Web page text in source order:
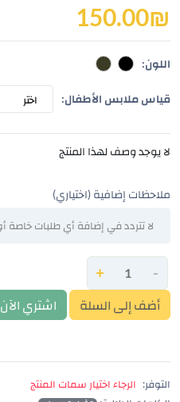
150.00₪
اللون:
قياس ملابس الأطفال: اختر
لا يوجد وصف لهذا المنتج
ملاحظات إضافية (اختياري)
-
+
أضف إلى السلة اشتري الآن
التوفر:
الرجاء اختيار سمات المنتج